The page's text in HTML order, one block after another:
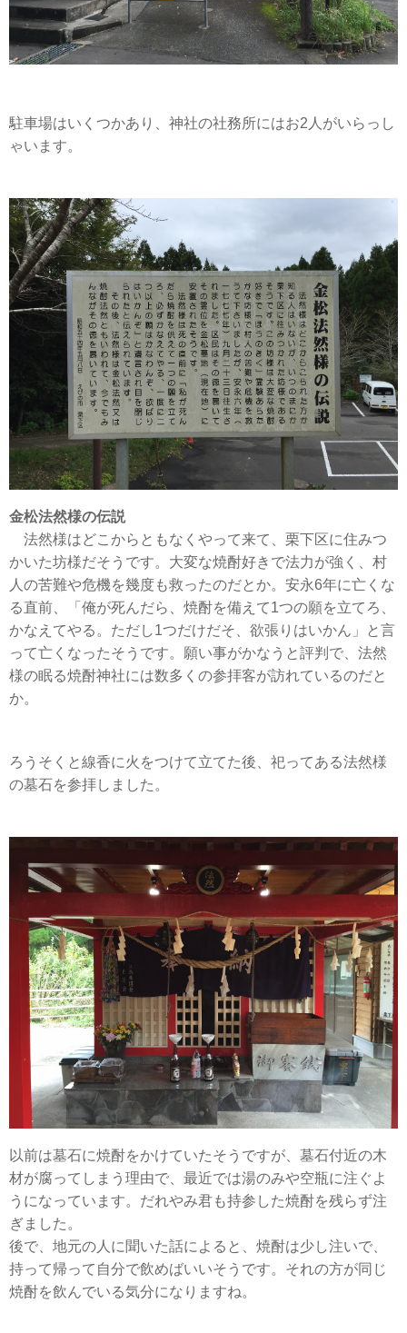
駐車場はいくつかあり、神社の社務所にはお2人がいらっし
ゃいます。
金松法然様の伝説
法然様はどこからともなくやって来て、栗下区に住みつ
かいた坊様だそうです。大変な焼酎好きで法力が強く、村
人の苦難や危機を幾度も救ったのだとか。安永6年に亡くな
る直前、「俺が死んだら、焼酎を備えて1つの願を立てろ、
かなえてやる。ただし1つだけだそ、欲張りはいかん」と言
って亡くなったそうです。願い事がかなうと評判で、法然
様の眠る焼酎神社には数多くの参拝客が訪れているのだと
か。
ろうそくと線香に火をつけて立てた後、祀ってある法然様
の墓石を参拝しました。
以前は墓石に焼酎をかけていたそうですが、墓石付近の木
材が腐ってしまう理由で、最近では湯のみや空瓶に注ぐよ
うになっています。だれやみ君も持参した焼酎を残らず注
ぎました。
後で、地元の人に聞いた話によると、焼酎は少し注いで、
持って帰って自分で飲めばいいそうです。それの方が同じ
焼酎を飲んでいる気分になりますね。